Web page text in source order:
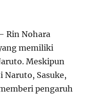
Rin Nohara
memiliki
Meskipun
Naruto, Sasuke,
pengaruh